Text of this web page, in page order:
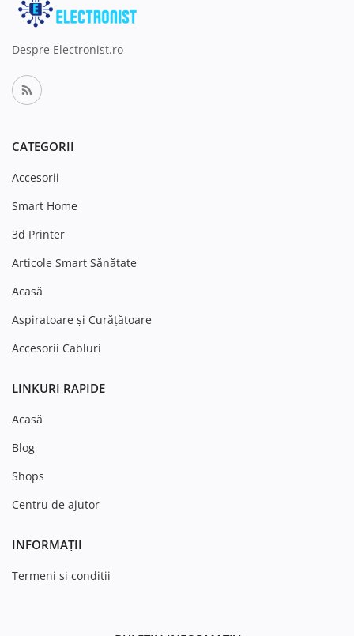
Despre Electronist.ro
CATEGORII
Accesorii
Smart Home
3d Printer
Articole Smart Sănătate
Acasă
Aspiratoare și Curățătoare
Accesorii Cabluri
LINKURI RAPIDE
Acasă
Blog
Shops
Centru de ajutor
INFORMAȚII
Termeni si conditii